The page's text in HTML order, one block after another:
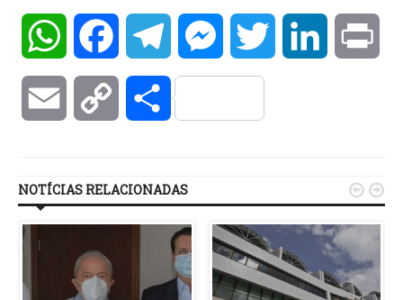
WhatsAppFacebookTelegramMessengerTwitter LinkedIn
Email Copy Compartilhar
NOTÍCIAS RELACIONADAS  